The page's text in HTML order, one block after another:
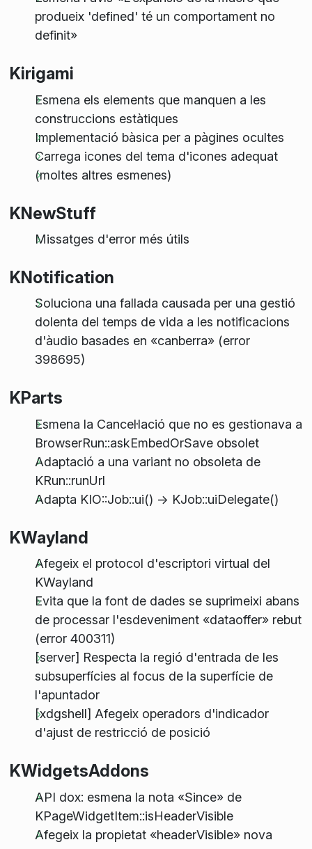
produeix 'defined' té un comportament no
definit»
Kirigami
Esmena els elements que manquen a les
construccions estàtiques
Implementació bàsica per a pàgines ocultes
Carrega icones del tema d'icones adequat
(moltes altres esmenes)
KNewStuff
Missatges d'error més útils
KNotification
Soluciona una fallada causada per una gestió
dolenta del temps de vida a les notificacions
d'àudio basades en «canberra» (error
398695)
KParts
Esmena la Cancel·lació que no es gestionava a
BrowserRun::askEmbedOrSave obsolet
Adaptació a una variant no obsoleta de
KRun::runUrl
Adapta KIO::Job::ui() -> KJob::uiDelegate()
KWayland
Afegeix el protocol d'escriptori virtual del
KWayland
Evita que la font de dades se suprimeixi abans
de processar l'esdeveniment «dataoffer» rebut
(error 400311)
[server] Respecta la regió d'entrada de les
subsuperfícies al focus de la superfície de
l'apuntador
[xdgshell] Afegeix operadors d'indicador
d'ajust de restricció de posició
KWidgetsAddons
API dox: esmena la nota «Since» de
KPageWidgetItem::isHeaderVisible
Afegeix la propietat «headerVisible» nova